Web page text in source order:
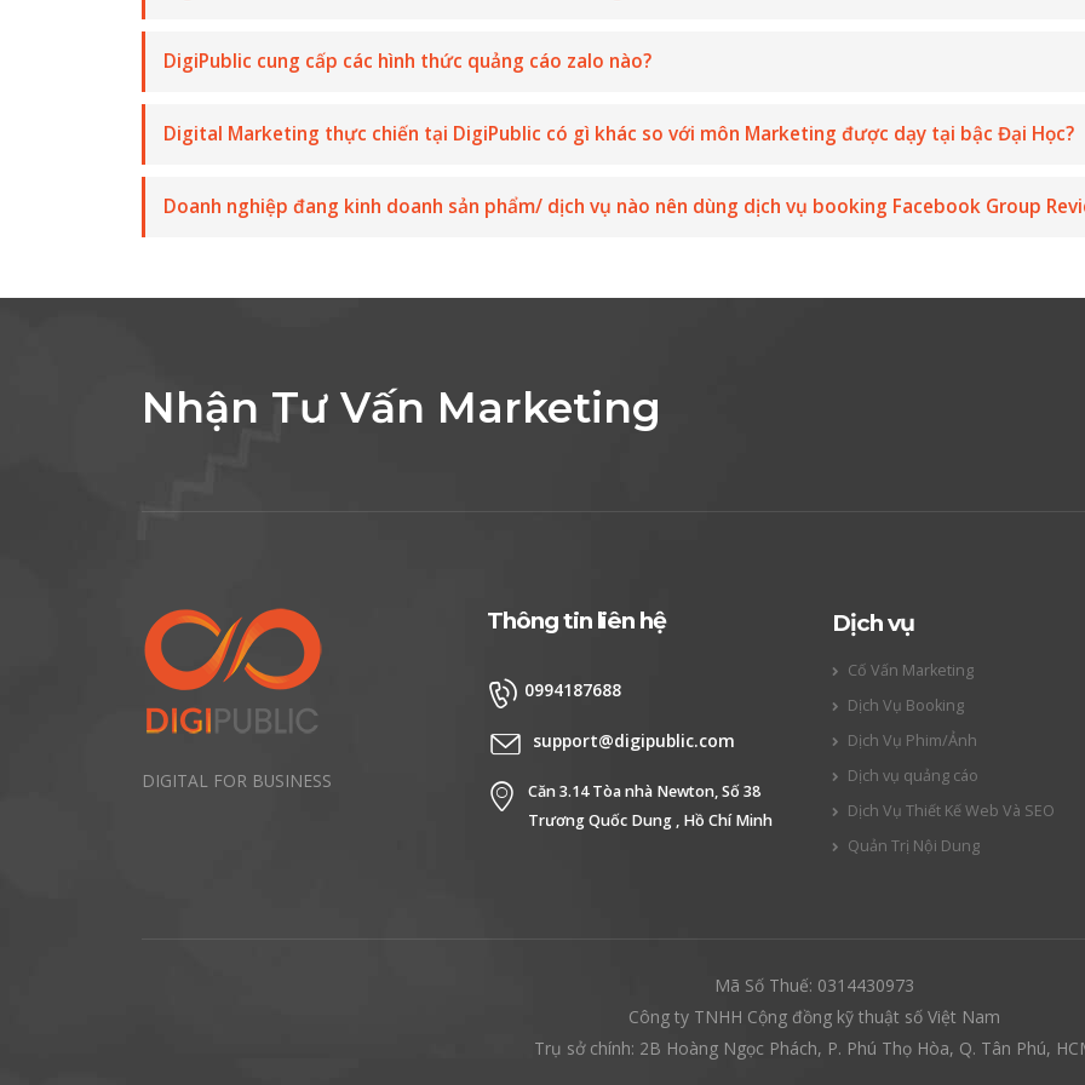
DigiPublic cung cấp các hình thức quảng cáo zalo nào?
Digital Marketing thực chiến tại DigiPublic có gì khác so với môn Marketing được dạy tại bậc Đại Học?
Doanh nghiệp đang kinh doanh sản phẩm/ dịch vụ nào nên dùng dịch vụ booking Facebook Group
Nhận Tư Vấn Marketing
DIGITAL FOR BUSINESS
Thông tin liên hệ
0994187688
support@digipublic.com
Căn 3.14 Tòa nhà Newton, Số 38
Trương Quốc Dung , Hồ Chí Minh
Dịch vụ
Cố Vấn Marketing
Dịch Vụ Booking
Dịch Vụ Phim/Ảnh
Dịch vụ quảng cáo
Dịch Vụ Thiết Kế Web Và SEO
Quản Trị Nội Dung
Mã Số Thuế: 0314430973
Công ty TNHH Cộng đồng kỹ thuật số Việt Nam
Trụ sở chính: 2B Hoàng Ngọc Phách, P. Phú Thọ Hòa, Q. Tân Phú,